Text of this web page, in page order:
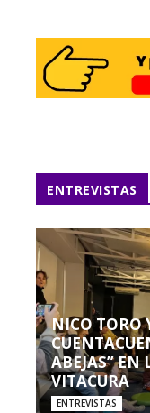
ENTREVISTAS
NICO TORO
ABEJAS” EN
VITACURA
ENTREVISTAS